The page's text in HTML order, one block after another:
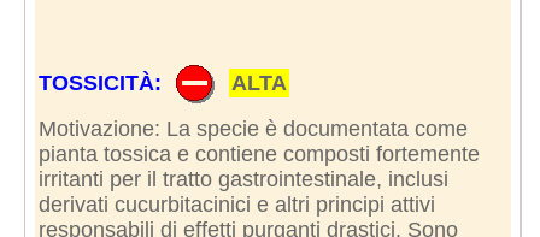
TOSSICITÀ:
ALTA
Motivazione: La specie è documentata come
pianta tossica e contiene composti fortemente
irritanti per il tratto gastrointestinale, inclusi
derivati cucurbitacinici e altri principi attivi
responsabili di effetti purganti drastici. Sono